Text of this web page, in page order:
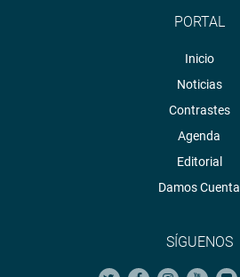
PORTAL
Inicio
Noticias
Contrastes
Agenda
Editorial
Damos Cuenta
SÍGUENOS